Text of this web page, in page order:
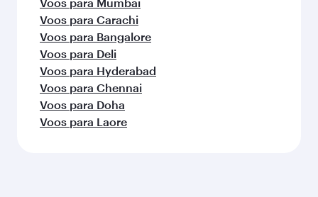
Voos para Carachi
Voos para Bangalore
Voos para Deli
Voos para Hyderabad
Voos para Chennai
Voos para Doha
Voos para Laore